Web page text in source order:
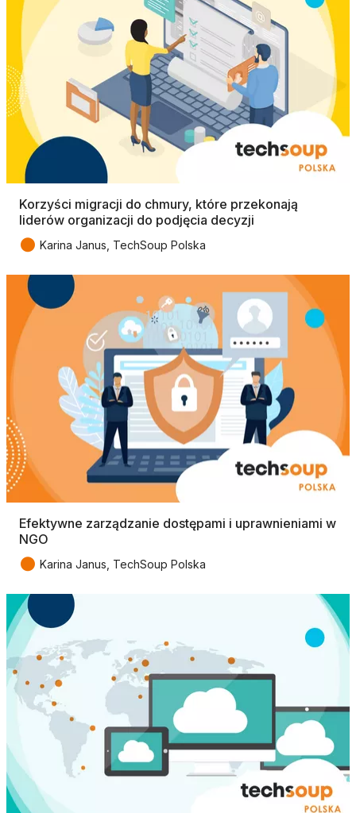
Korzyści migracji do chmury, które przekonają
liderów organizacji do podjęcia decyzji
● Karina Janus, TechSoup Polska
Efektywne zarządzanie dostępami i uprawnieniami w
NGO
● Karina Janus, TechSoup Polska